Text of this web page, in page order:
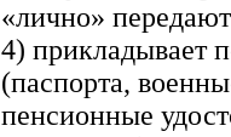
«лично»
4) прикладывает
(паспорта,
пенсионные